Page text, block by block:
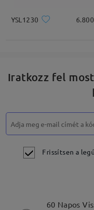
YSL1230
Iratkozz fel
Frissítsen a
60 Napos